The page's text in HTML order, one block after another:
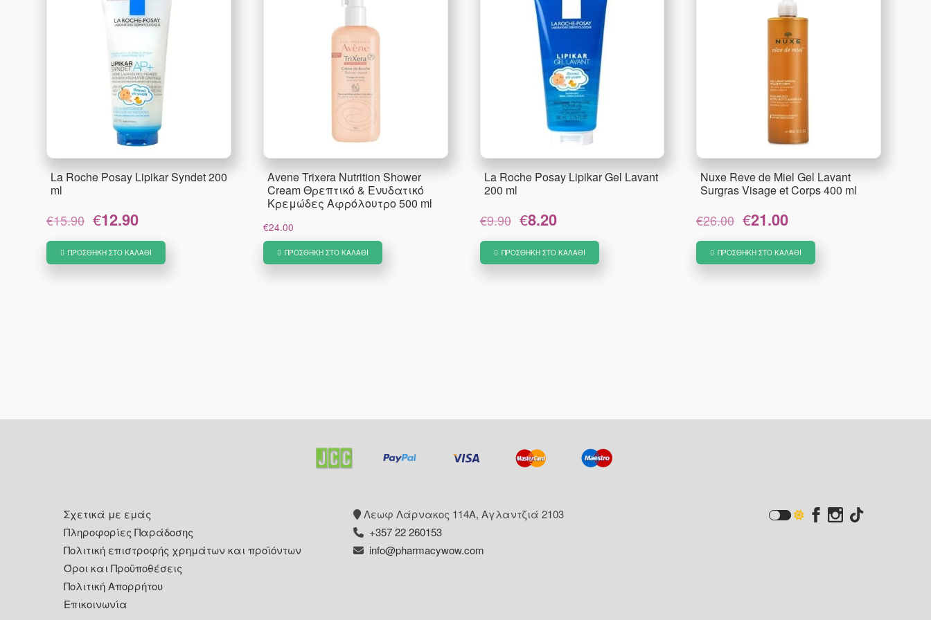
La Roche Posay Lipikar Syndet 200
ml
€15.90
Original
price
was:
€15.90.
€12.90
τιμή
είναι:
ΠΡΟΣΘΉΚΗ ΣΤΟ ΚΑΛΆΘΙ
Avene Trixera Nutrition Shower
Cream Θρεπτικό & Ενυδατικό
Κρεμώδες Αφρόλουτρο 500 ml
€24.00
ΠΡΟΣΘΉΚΗ ΣΤΟ ΚΑΛΆΘΙ
La Roche Posay Lipikar Gel Lavant
200 ml
€9.90
Original
price
was:
€9.90.
€8.20
τιμή
είναι:
ΠΡΟΣΘΉΚΗ ΣΤΟ ΚΑΛΆΘΙ
Nuxe Reve de Miel Gel Lavant
Surgras Visage et Corps 400 ml
€26.00
Original
price
was:
€26.00.
€21.00
τιμή
είναι:
ΠΡΟΣΘΉΚΗ ΣΤΟ ΚΑΛΆΘΙ
FooterΣχετικά με εμάς
Πληροφορίες Παράδοσης
Πολιτική επιστροφής χρημάτων και προϊόντων
Όροι και Προϋποθέσεις
Πολιτική Απορρήτου
Επικοινωνία
Λεωφ Λάρνακος 114Α, Αγλαντζιά 2103
+357 22 260153
info@pharmacywow.com